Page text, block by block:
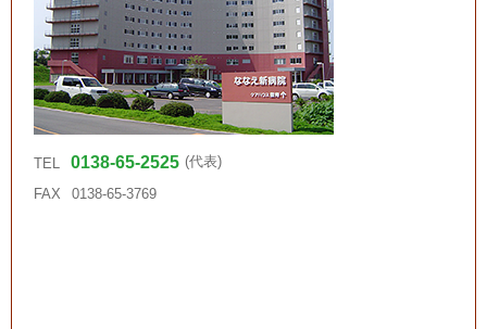
TEL 0138-65-2525 (代表)
FAX
0138-65-3769